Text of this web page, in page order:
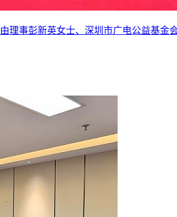
由理事彭新英女士、深圳市广电公益基金